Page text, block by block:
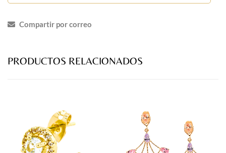
Compartir por correo
PRODUCTOS RELACIONADOS